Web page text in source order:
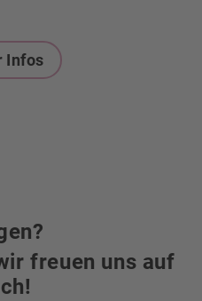
Infos
freuen uns auf